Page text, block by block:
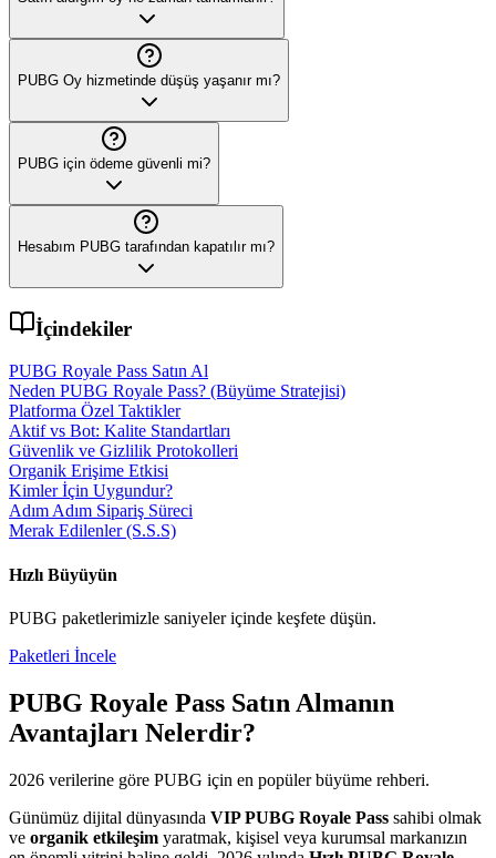
PUBG Oy hizmetinde düşüş yaşanır mı?
PUBG için ödeme güvenli mi?
Hesabım PUBG tarafından kapatılır mı?
İçindekiler
PUBG Royale Pass Satın Al
Neden PUBG Royale Pass? (Büyüme Stratejisi)
Platforma Özel Taktikler
Aktif vs Bot: Kalite Standartları
Güvenlik ve Gizlilik Protokolleri
Organik Erişime Etkisi
Kimler İçin Uygundur?
Adım Adım Sipariş Süreci
Merak Edilenler (S.S.S)
Hızlı Büyüyün
PUBG paketlerimizle saniyeler içinde keşfete düşün.
Paketleri İncele
PUBG Royale Pass Satın Almanın
Avantajları Nelerdir?
2026 verilerine göre PUBG için en popüler büyüme rehberi.
Günümüz dijital dünyasında VIP PUBG Royale Pass sahibi olmak
ve organik etkileşim yaratmak, kişisel veya kurumsal markanızın